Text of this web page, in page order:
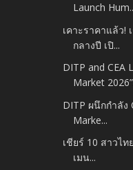
Launch
เคาะราคาแล้ว!
กลางปี เปิ...
DITP and CEA
Market
DITP ผนึกกำลัง
Marke...
เชียร์ 10 สาวไ
เมน...